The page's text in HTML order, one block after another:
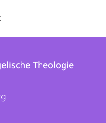
Theologie